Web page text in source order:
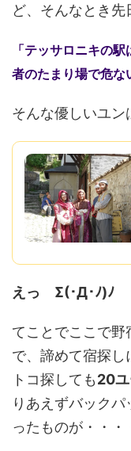
ど、そんなとき先
「テッサロニキの
者のたまり場で危な
そんな優しいユン
えっ Σ(･Д･ﾉ)ﾉ
てことでここで
で、諦めて宿探
トコ探しても20
りあえずバック
ったものが・・・